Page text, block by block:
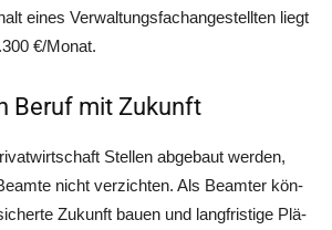
eines Ver­wal­tungs­fach­an­ge­stell­ten liegt
€/Monat.
Beruf mit Zukunft
Stel­len abge­baut wer­den,
nicht ver­zich­ten. Als Beam­ter kön­
Zukunft bau­en und lang­fris­ti­ge Plä­